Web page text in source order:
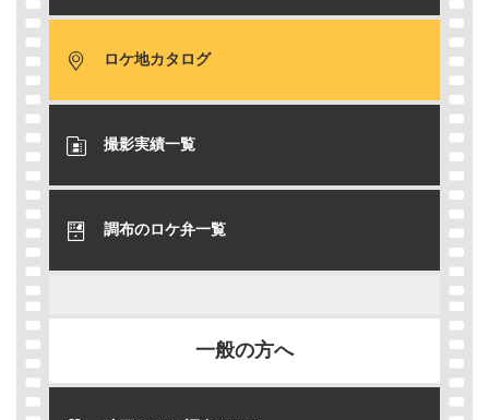
ロケ地カタログ
撮影実績一覧
調布のロケ弁一覧
一般の方へ